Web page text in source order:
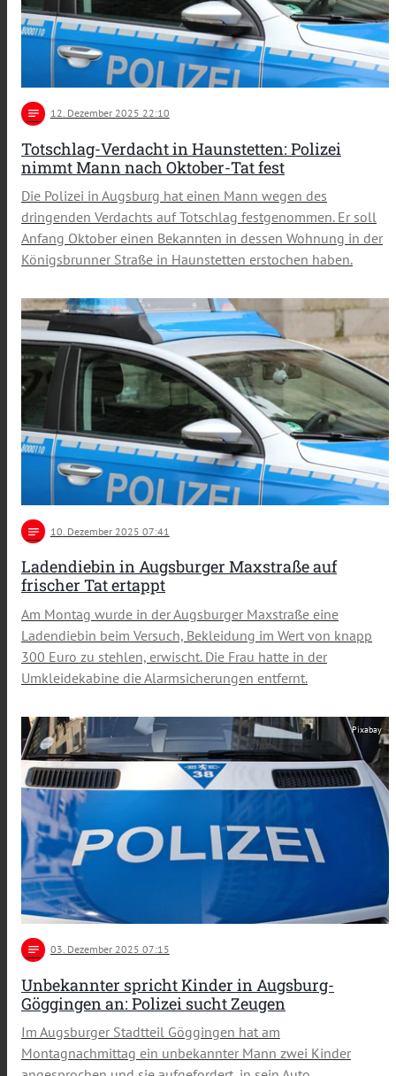
notes 12. Dezember 2025 22:10
Totschlag-Verdacht in Haunstetten: Polizei
nimmt Mann nach Oktober-Tat fest
Die Polizei in Augsburg hat einen Mann wegen des
dringenden Verdachts auf Totschlag festgenommen. Er soll
Anfang Oktober einen Bekannten in dessen Wohnung in der
Königsbrunner Straße in Haunstetten erstochen haben.
notes 10 . Dezember 2025 07:41
Ladendiebin in Augsburger Maxstraße auf
frischer Tat ertappt
Am Montag wurde in der Augsburger Maxstraße eine
Ladendiebin beim Versuch, Bekleidung im Wert von knapp
300 Euro zu stehlen, erwischt. Die Frau hatte in der
Umkleidekabine die Alarmsicherungen entfernt.
Pixabay
notes 03. Dezember 2025 07:15
Unbekannter spricht Kinder in Augsburg-
Göggingen an: Polizei sucht Zeugen
Im Augsburger Stadtteil Göggingen hat am
Montagnachmittag ein unbekannter Mann zwei Kinder